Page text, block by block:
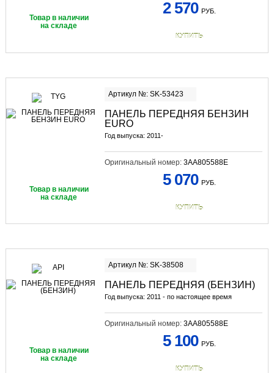
Товар в наличии
на складе
2 570 РУБ.
КУПИТЬ
Артикул №: SK-53423
ПАНЕЛЬ ПЕРЕДНЯЯ БЕНЗИН
EURO
Год выпуска: 2011-
Оригинальный номер: 3AA805588E
Товар в наличии
на складе
5 070 РУБ.
КУПИТЬ
Артикул №: SK-38508
ПАНЕЛЬ ПЕРЕДНЯЯ (БЕНЗИН)
Год выпуска: 2011 - по настоящее время
Оригинальный номер: 3AA805588E
Товар в наличии
на складе
5 100 РУБ.
КУПИТЬ